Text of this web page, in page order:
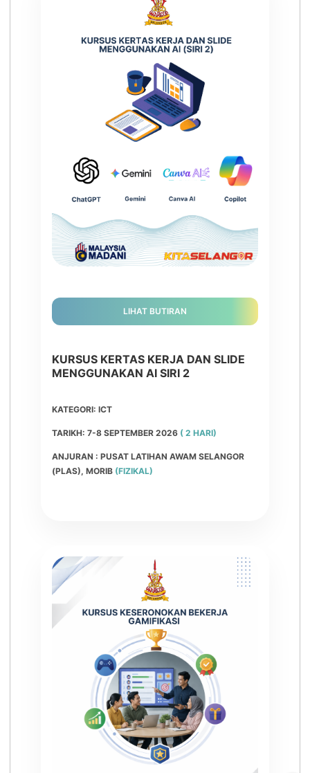
LIHAT BUTIRAN
KURSUS KERTAS KERJA DAN SLIDE
MENGGUNAKAN AI SIRI 2
KATEGORI: ICT
TARIKH: 7-8 SEPTEMBER 2026 ( 2 HARI)
ANJURAN : PUSAT LATIHAN AWAM SELANGOR
(PLAS), MORIB (FIZIKAL)